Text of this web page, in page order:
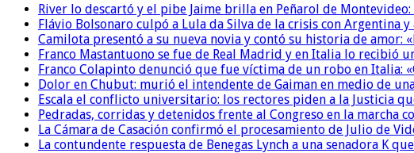
River lo descartó y el pibe Jaime brilla en Peñarol de Montevideo:
Flávio Bolsonaro culpó a Lula da Silva de la crisis con
Camilota presentó a su nueva novia y contó su historia de amor:
Franco Mastantuono se fue de Real Madrid y en Italia lo recibió
Franco Colapinto denunció que fue víctima de un robo en Italia:
Dolor en Chubut: murió el intendente de Gaiman en medio de
Escala el conflicto universitario: los rectores piden a la Justicia
Pedradas, corridas y detenidos frente al Congreso en la marcha
La Cámara de Casación confirmó el procesamiento de Julio de
La contundente respuesta de Benegas Lynch a una senadora K